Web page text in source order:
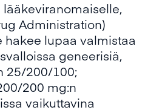
Administration)
hakee lupaa valmistaa
geneerisiä,
25/200/100;
200 mg:n
vaikuttavina